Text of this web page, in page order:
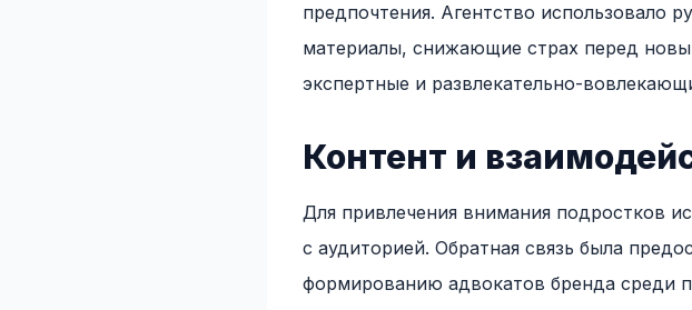
предпочтения. Агентство
материалы, снижающие страх перед
экспертные и развлекательно-
Контент и
Для привлечения внимания подростков
с аудиторией. Обратная связь была
формированию адвокатов бренда среди